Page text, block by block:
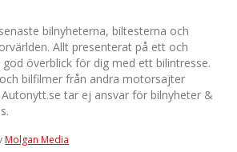
bilnyheterna, biltesterna och
Allt presenterat på ett och
överblick för dig med ett bilintresse.
bilfilmer från andra motorsajter
Autonytt.se tar ej ansvar för bilnyheter &
Molgan Media